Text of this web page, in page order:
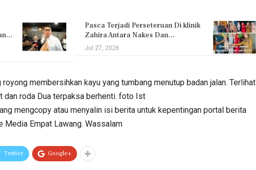
Pasca Terjadi Perseteruan Di klinik
Zahira Antara Nakes Dan…
Jul 27, 2026
membersihkan kayu yang tumbang menutup badan jalan. Terlihat
dan roda Dua terpaksa berhenti. foto Ist
mengcopy atau menyalin isi berita untuk kepentingan portal berita
Media Empat Lawang. Wassalam
Twitter Google+